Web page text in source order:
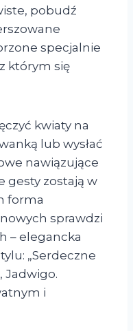
pobudź
specjalnie
którym się
kwiaty na
lub wysłać
nawiązujące
gesty zostają w
forma
sprawdzi
– elegancka
„Serdeczne
Jadwigo.
i